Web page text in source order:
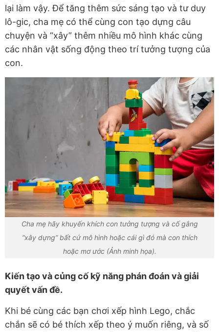
lại làm vậy. Để tăng thêm sức sáng tạo và tư duy
lô-gic, cha mẹ có thể cùng con tạo dựng câu
chuyện và “xây” thêm nhiều mô hình khác cùng
các nhân vật sống động theo trí tưởng tượng của
con.
Cha mẹ hãy khuyến khích con tưởng tượng và cố gắng
“xây dựng” bất cứ mô hình hoặc cái gì đó mà con thích
hoặc mơ ước (Ảnh minh họa).
Kiến tạo và củng cố kỹ năng phán đoán và giải
quyết vấn đề.
Khi bé cùng các bạn chơi xếp hình Lego, chắc
chắn sẽ có bé thích xếp theo ý muốn riêng, và số